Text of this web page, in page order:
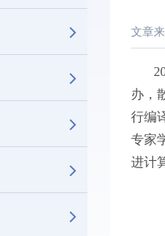
文章
办，
行编
专家
进计